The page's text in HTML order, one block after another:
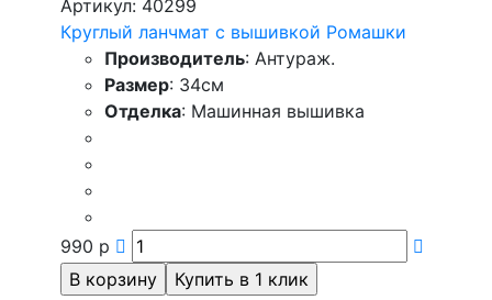
Артикул: 40299
Круглый ланчмат с вышивкой Ромашки
Производитель: Антураж.
Размер: 34см
Отделка: Машинная вышивка
990 р